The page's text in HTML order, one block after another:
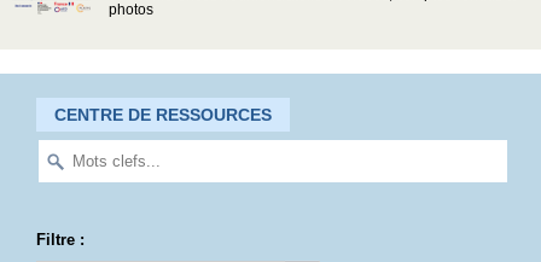
photos
CENTRE DE RESSOURCES
Filtre :